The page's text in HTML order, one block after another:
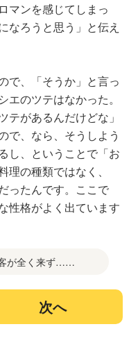
マンを感じてしまっ
なろうと思う」と伝え
で、「そうか」と言っ
のツテはなかった。
テがあるんだけどな」
で、なら、そうしよう
し、ということで「お
の種類ではなく、
ったんです。ここで
性格がよく出ています
が全く来ず……
次へ